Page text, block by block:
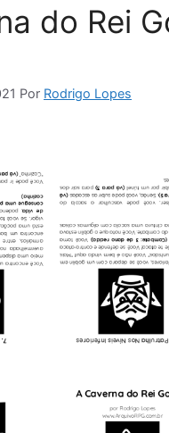
do Rei
Por Rodrigo Lopes